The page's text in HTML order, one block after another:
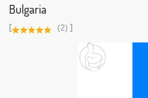
Bulgaria
[ (2) ]